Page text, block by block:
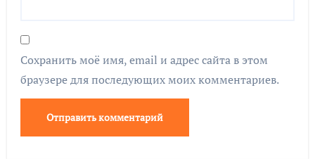
Сохранить моё имя, email и адрес сайта в этом
браузере для последующих моих комментариев.